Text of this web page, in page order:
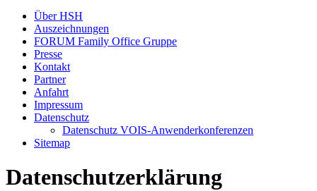
Über HSH
Auszeichnungen
FORUM Family Office Gruppe
Presse
Kontakt
Partner
Anfahrt
Impressum
Datenschutz
Datenschutz VOIS-Anwenderkonferenzen
Sitemap
Datenschutzerklärung